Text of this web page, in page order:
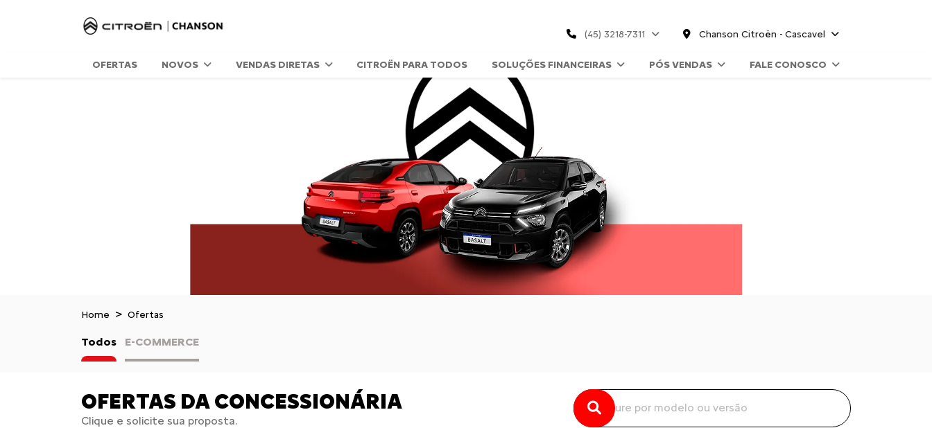
(45) 3218-7311 Chanson Citroën - Cascavel
OFERTAS NOVOS VENDAS DIRETAS CITROËN PARA TODOS SOLUÇÕES FINANCEIRAS PÓS VENDAS FALE CONOSCO
Home Ofertas
Todos E-COMMERCE
OFERTAS DA CONCESSIONÁRIA
Clique e solicite sua proposta.